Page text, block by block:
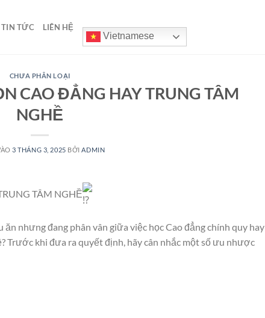
TIN TỨC LIÊN HỆ
Vietnamese
CHƯA PHÂN LOẠI
CAO ĐẲNG HAY TRUNG TÂM
NGHỀ
3 THÁNG 3, 2025 BỞI ADMIN
TÂM NGHỀ
nhưng đang phân vân giữa việc học Cao đẳng chính quy hay
Trước khi đưa ra quyết định, hãy cân nhắc một số ưu nhược